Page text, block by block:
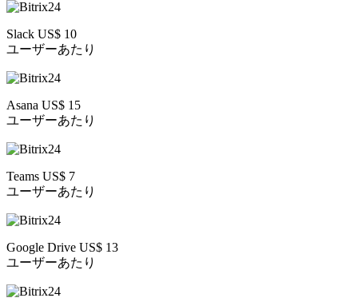
Slack US$ 10
ユーザーあたり
Asana US$ 15
ユーザーあたり
Teams US$ 7
ユーザーあたり
Google Drive US$ 13
ユーザーあたり